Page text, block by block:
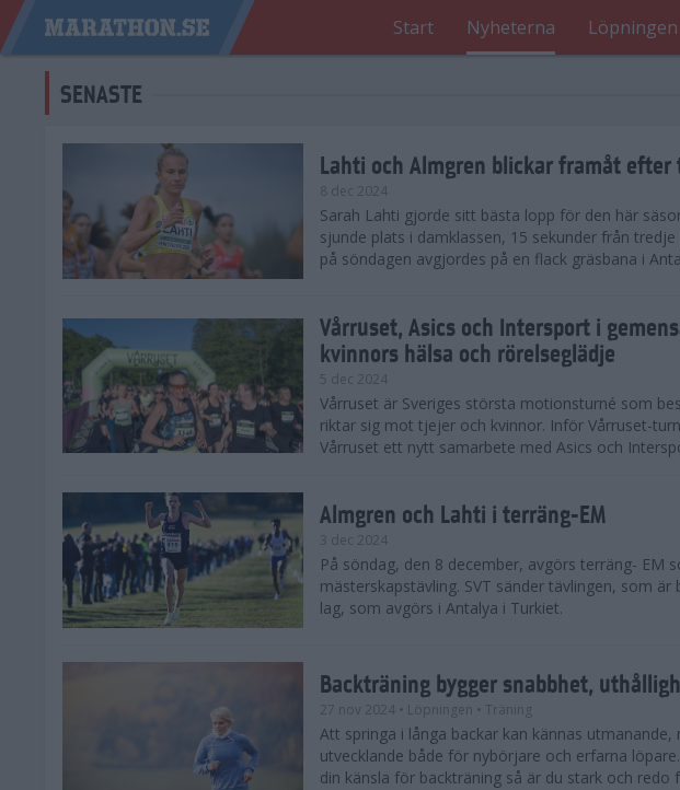
Start Nyheterna Löpningen
SENASTE
Lahti och Almgren blickar framåt efter
8 dec 2024
Sarah Lahti gjorde sitt bästa lopp för den här
sjunde plats i damklassen, 15 sekunder från
på söndagen avgjordes på en flack gräsbana i
Vårruset, Asics och Intersport i
kvinnors hälsa och rörelseglädje
5 dec 2024
Vårruset är Sveriges största motionsturné som
riktar sig mot tjejer och kvinnor. Inför Vårruset-
Vårruset ett nytt samarbete med Asics och
Almgren och Lahti i terräng-EM
3 dec 2024
På söndag, den 8 december, avgörs terräng- EM
mästerskapstävling. SVT sänder tävlingen, som är
lag, som avgörs i Antalya i Turkiet.
Backträning bygger snabbhet,
27 nov 2024 • Löpningen • Träning
Att springa i långa backar kan kännas utmanande,
utvecklande både för nybörjare och erfarna
din känsla för backträning så är du stark och redo